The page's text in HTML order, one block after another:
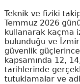
Teknik ve fiziki
Temmuz 2026
kullanarak kaçma
bulunduğu ve
güvenlik
kapsamında 12,
tarihlerinde
tutuklamalar ve